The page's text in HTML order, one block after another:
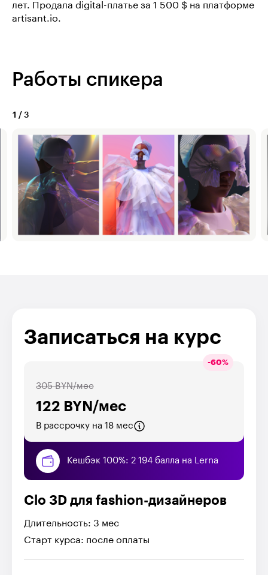
лет. Продала digital-платье за 1 500 $ на платформе
artisant.io.
Работы спикера
1 / 3
Записаться на курс
-60%
122 BYN/мес
305 BYN/мес
В рассрочку на 18 мес
Кешбэк 100%: 2 194 балла на Lerna
Clo 3D для fashion-дизайнеров
Длительность: 3 мес
Старт курса: после оплаты